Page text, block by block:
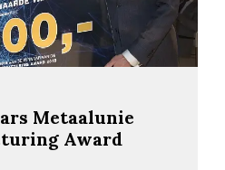
Metaalunie
Award